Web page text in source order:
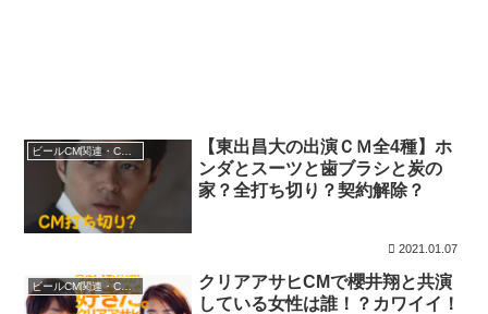
ビールCM関連・CMニュース
【東出昌大の出演ＣＭ全4種】ホ
ンダとスーツと歯ブラシと炭の
家？全打ち切り？契約解除？
2021.01.07
ビールCM関連・CMニュース
クリアアサヒCMで櫻井翔と共演
している女性は誰！？カワイイ！